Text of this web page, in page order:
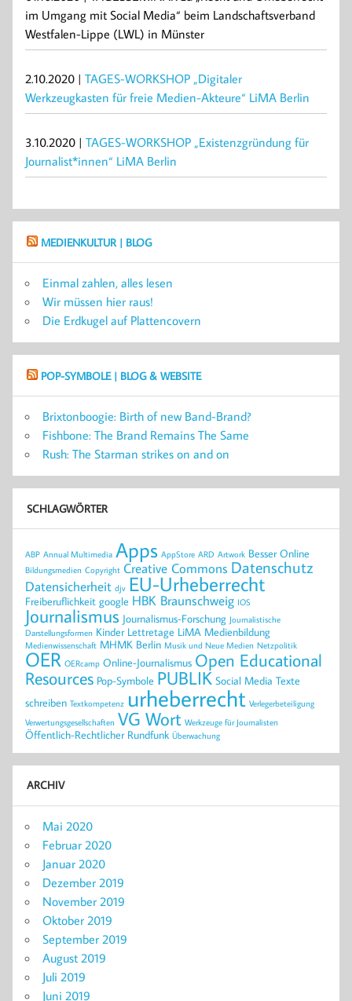
im Umgang mit Social Media“ beim Landschaftsverband
Westfalen-Lippe (LWL) in Münster
2.10.2020 | TAGES-WORKSHOP „Digitaler
Werkzeugkasten für freie Medien-Akteure“ LiMA Berlin
3.10.2020 | TAGES-WORKSHOP „Existenzgründung für
Journalist*innen“ LiMA Berlin
MEDIENKULTUR | BLOG
Einmal zahlen, alles lesen
Wir müssen hier raus!
Die Erdkugel auf Plattencovern
POP-SYMBOLE | BLOG & WEBSITE
Brixtonboogie: Birth of new Band-Brand?
Fishbone: The Brand Remains The Same
Rush: The Starman strikes on and on
SCHLAGWÖRTER
ABP Annual Multimedia Apps AppStore ARD Artwork Besser Online
Bildungsmedien Copyright Creative Commons Datenschutz
Datensicherheit djv EU-Urheberrecht
Freiberuflichkeit google HBK Braunschweig IOS
Journalismus Journalismus-Forschung Journalistische
Darstellungsformen Kinder Lettretage LiMA Medienbildung
Medienwissenschaft MHMK Berlin Musik und Neue Medien Netzpolitik
OER OERcamp Online-Journalismus Open Educational
Resources Pop-Symbole PUBLIK Social Media Texte
schreiben Textkompetenz urheberrecht Verlegerbeteiligung
Verwertungsgesellschaften VG Wort Werkzeuge für Journalisten
Öffentlich-Rechtlicher Rundfunk Überwachung
ARCHIV
Mai 2020
Februar 2020
Januar 2020
Dezember 2019
November 2019
Oktober 2019
September 2019
August 2019
Juli 2019
Juni 2019